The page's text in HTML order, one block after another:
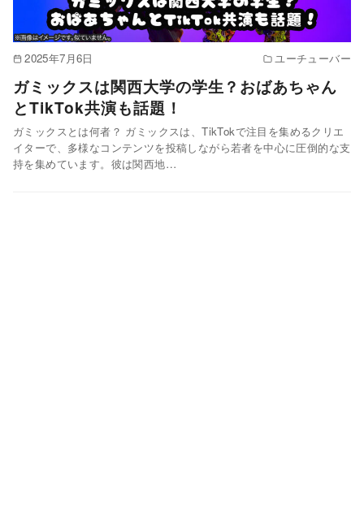
2025年7月6日 ユーチューバー
ガミックスは関西大学の学生？おばあちゃん
とTikTok共演も話題！
ガミックスとは何者？ ガミックスは、TikTokで注目を集めるクリエ
イターで、多様なコンテンツを投稿しながら若者を中心に圧倒的な支
持を集めています。彼は関西地…